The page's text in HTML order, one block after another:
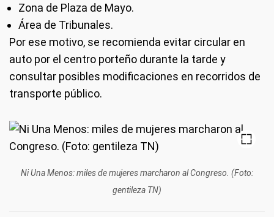
Zona de Plaza de Mayo.
Área de Tribunales.
Por ese motivo, se recomienda evitar circular en
auto por el centro porteño durante la tarde y
consultar posibles modificaciones en recorridos de
transporte público.
Ni Una Menos: miles de mujeres marcharon al Congreso. (Foto:
gentileza TN)